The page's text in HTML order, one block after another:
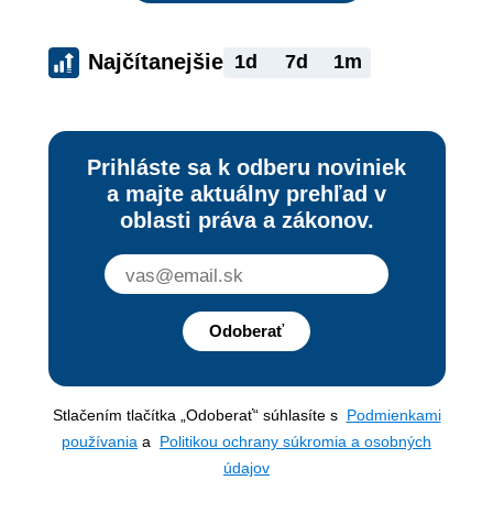
Najčítanejšie 1d 7d 1m
Prihláste sa k odberu noviniek
a majte aktuálny prehľad v
oblasti práva a zákonov.
Odoberať
Stlačením tlačítka „Odoberať“ súhlasíte s Podmienkami
používania a Politikou ochrany súkromia a osobných
údajov